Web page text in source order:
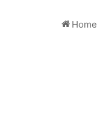
Home